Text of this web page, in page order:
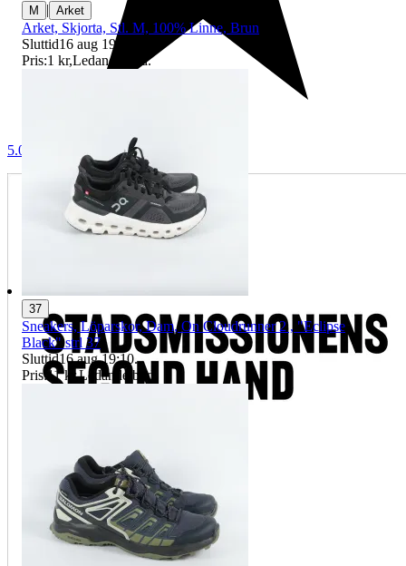
5.0
M | Arket
Arket, Skjorta, Stl. M, 100% Linne, Brun
Sluttid16 aug 19:17
Pris:1 kr,Ledande bud.
37
Sneakers, Löparskor, Dam, On Cloudrunner 2 , "Eclipse
Black" strl 37
Sluttid16 aug 19:10.
Pris: 11 kr ,Ledande bud